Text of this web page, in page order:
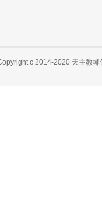
c 2014-2020 天主教